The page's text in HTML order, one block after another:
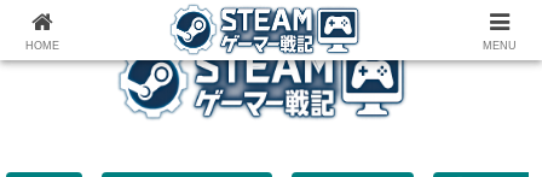
ゲーム関連雑記ブログ
HOME MENU